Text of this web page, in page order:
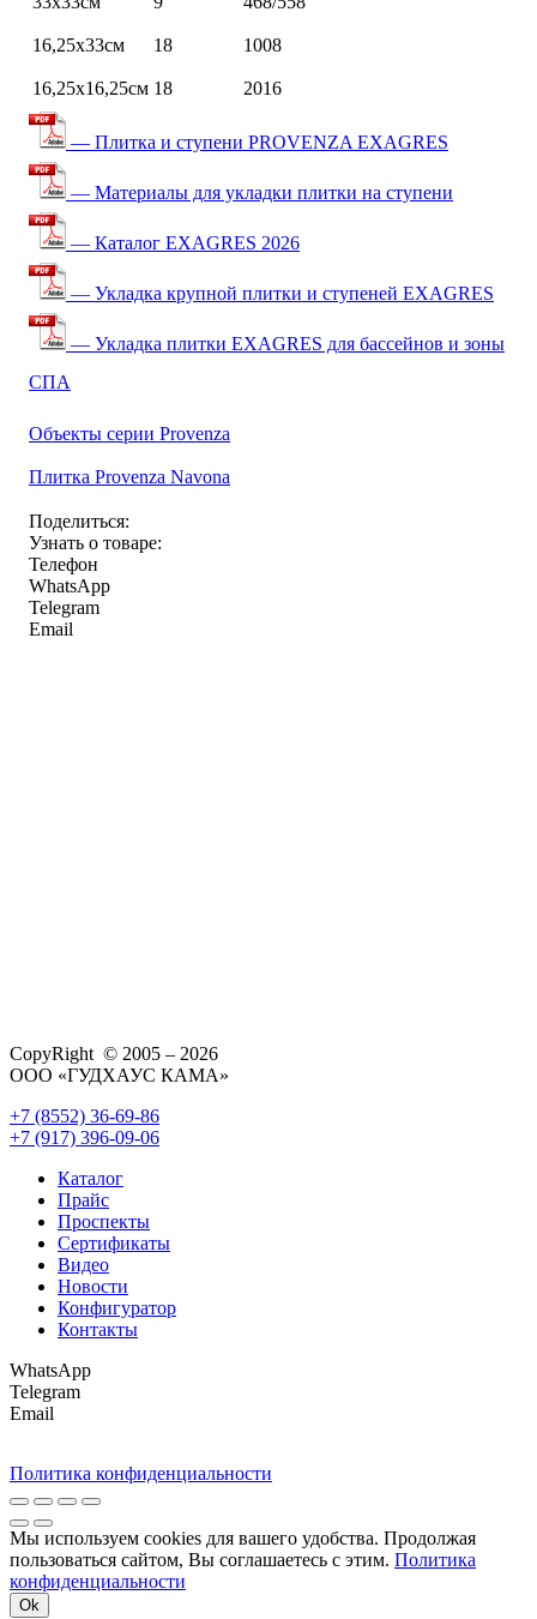
16,25х33см 18 1008
16,25х16,25см 18 2016
— Плитка и ступени PROVENZA EXAGRES
— Материалы для укладки плитки на ступени
— Каталог EXAGRES 2026
— Укладка крупной плитки и ступеней EXAGRES
— Укладка плитки EXAGRES для бассейнов и зоны
СПА
Объекты серии Provenza
Плитка Provenza Navona
Поделиться:
Узнать о товаре:
Телефон
WhatsApp
Telegram
Email
CopyRight © 2005 – 2026
ООО «ГУДХАУС КАМА»
+7 (8552) 36-69-86
+7 (917) 396-09-06
Каталог
Прайс
Проспекты
Сертификаты
Видео
Новости
Конфигуратор
Контакты
WhatsApp
Telegram
Email
Политика конфиденциальности
Мы используем cookies для вашего удобства. Продолжая
пользоваться сайтом, Вы соглашаетесь с этим. Политика
конфиденциальности
Ok